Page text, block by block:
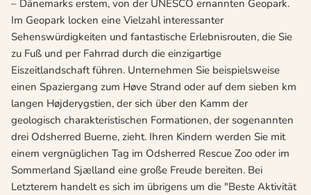
– Dänemarks erstem, von der UNESCO ernannten Geopark.
Im Geopark locken eine Vielzahl interessanter
Sehenswürdigkeiten und fantastische Erlebnisrouten, die Sie
zu Fuß und per Fahrrad durch die einzigartige
Eiszeitlandschaft führen. Unternehmen Sie beispielsweise
einen Spaziergang zum Høve Strand oder auf dem sieben km
langen Højderygstien, der sich über den Kamm der
geologisch charakteristischen Formationen, der sogenannten
drei Odsherred Buerne, zieht. Ihren Kindern werden Sie mit
einem vergnüglichen Tag im Odsherred Rescue Zoo oder im
Sommerland Sjælland eine große Freude bereiten. Bei
Letzterem handelt es sich im übrigens um die "Beste Aktivität